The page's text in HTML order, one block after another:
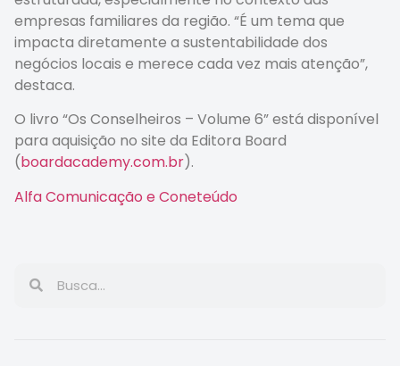
empresas familiares da região. “É um tema que
impacta diretamente a sustentabilidade dos
negócios locais e merece cada vez mais atenção”,
destaca.
O livro “Os Conselheiros – Volume 6” está disponível
para aquisição no site da Editora Board
(boardacademy.com.br).
Alfa Comunicação e Coneteúdo